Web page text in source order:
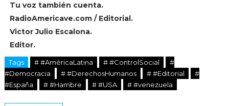
Tu voz también cuenta.
RadioAmericave.com / Editorial.
Victor Julio Escalona.
Editor.
Tags # #AméricaLatina # #ControlSocial
#
#Democracia
# #DerechosHumanos # #Editorial
#
#España
# #Hambre # #USA # #venezuela